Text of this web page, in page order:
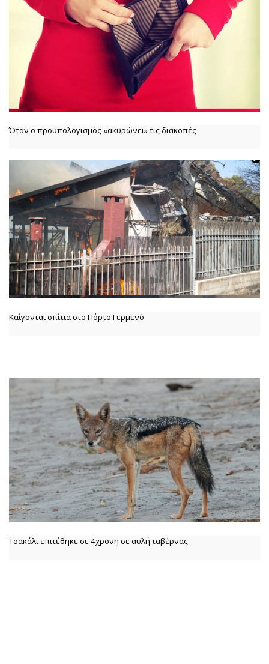
Όταν ο προϋπολογισμός «ακυρώνει» τις διακοπές
Καίγονται σπίτια στο Πόρτο Γερμενό
Τσακάλι επιτέθηκε σε 4χρονη σε αυλή ταβέρνας